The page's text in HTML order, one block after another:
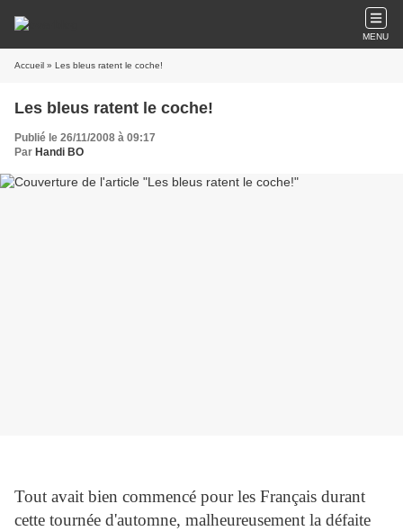
MENU
Accueil » Les bleus ratent le coche!
Les bleus ratent le coche!
Publié le 26/11/2008 à 09:17
Par Handi BO
Tout avait bien commencé pour les Français durant
cette tournée d'automne, malheureusement la défaite